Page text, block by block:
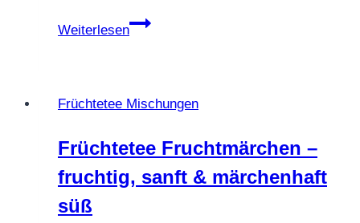
Weiterlesen
FRÜCHTETEE
Früchtetee Mischungen
Früchtetee Fruchtmärchen –
fruchtig, sanft & märchenhaft
süß